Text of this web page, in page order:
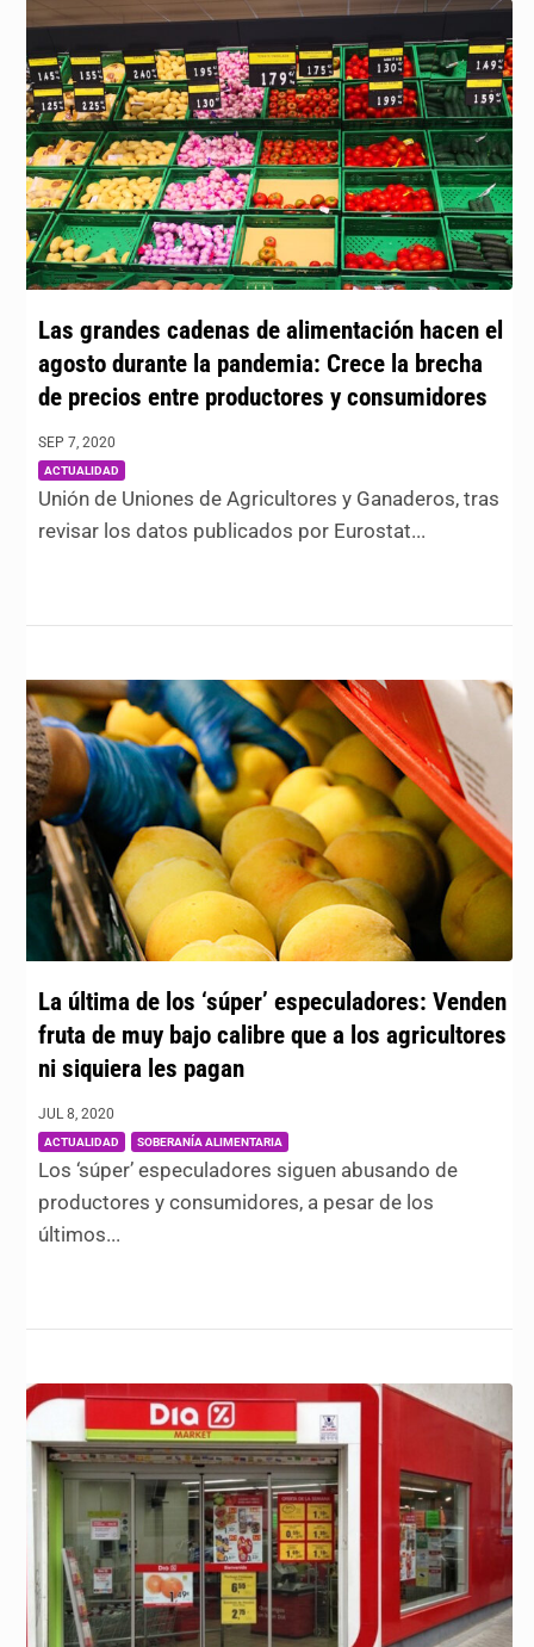
Las grandes cadenas de alimentación hacen el
agosto durante la pandemia: Crece la brecha
de precios entre productores y consumidores
SEP 7, 2020
ACTUALIDAD
Unión de Uniones de Agricultores y Ganaderos, tras
revisar los datos publicados por Eurostat...
La última de los ‘súper’ especuladores: Venden
fruta de muy bajo calibre que a los agricultores
ni siquiera les pagan
JUL 8, 2020
ACTUALIDAD SOBERANÍA ALIMENTARIA
Los ‘súper’ especuladores siguen abusando de
productores y consumidores, a pesar de los
últimos...